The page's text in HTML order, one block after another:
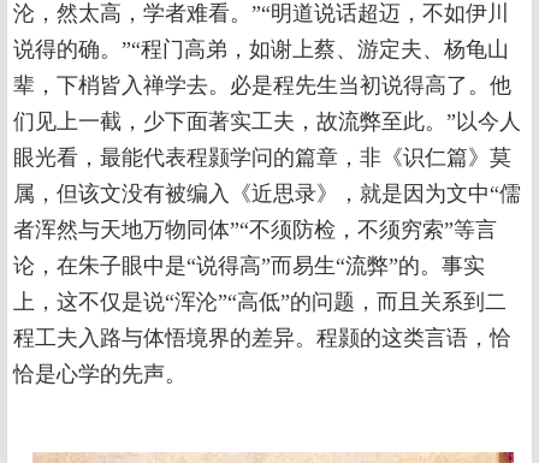
沦，然太高，学者难看。”“明道说话超迈，不如伊川
说得的确。”“程门高弟，如谢上蔡、游定夫、杨龟山
辈，下梢皆入禅学去。必是程先生当初说得高了。他
们见上一截，少下面著实工夫，故流弊至此。”以今人
眼光看，最能代表程颢学问的篇章，非《识仁篇》莫
属，但该文没有被编入《近思录》，就是因为文中“儒
者浑然与天地万物同体”“不须防检，不须穷索”等言
论，在朱子眼中是“说得高”而易生“流弊”的。事实
上，这不仅是说“浑沦”“高低”的问题，而且关系到二
程工夫入路与体悟境界的差异。程颢的这类言语，恰
恰是心学的先声。